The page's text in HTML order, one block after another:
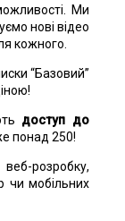
Ми
нові відео
кожного.
“Базовий”
доступ до
понад 250!
розробку,
чи мобільних